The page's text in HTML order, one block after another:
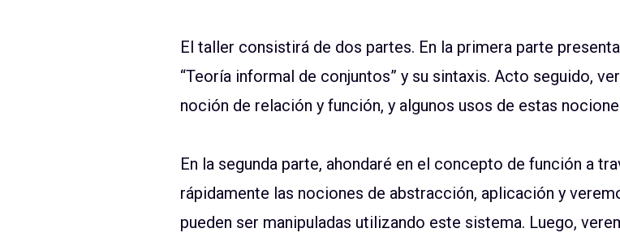
El taller consistirá de dos partes. En la primera parte
“Teoría informal de conjuntos” y su sintaxis. Acto seguido,
noción de relación y función, y algunos usos de estas
En la segunda parte, ahondaré en el concepto de función a
rápidamente las nociones de abstracción, aplicación y
pueden ser manipuladas utilizando este sistema. Luego,